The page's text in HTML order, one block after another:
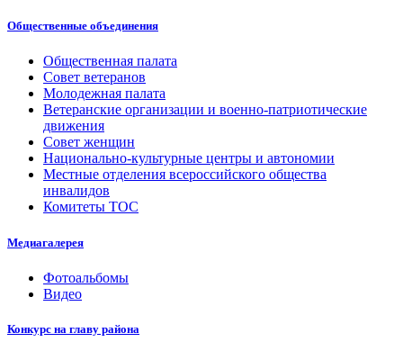
Общественные объединения
Общественная палата
Совет ветеранов
Молодежная палата
Ветеранские организации и военно-патриотические
движения
Совет женщин
Национально-культурные центры и автономии
Местные отделения всероссийского общества
инвалидов
Комитеты ТОС
Медиагалерея
Фотоальбомы
Видео
Конкурс на главу района